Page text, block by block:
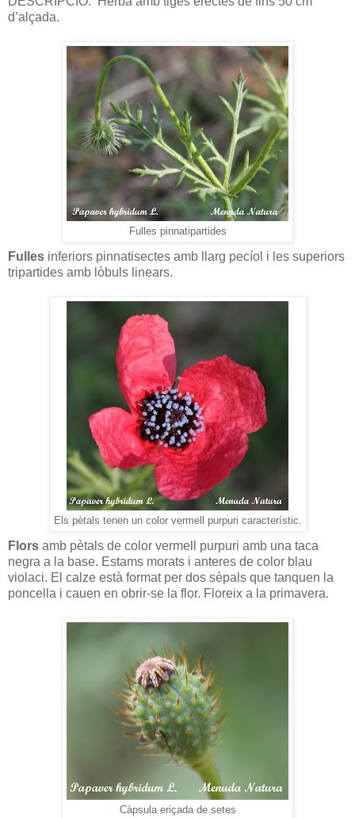
d’alçada.
Fulles pinnatipartides
Fulles inferiors pinnatisectes amb llarg pecíol i les superiors
tripartides amb lòbuls linears.
Els pètals tenen un color vermell purpuri característic.
Flors amb pètals de color vermell purpuri amb una taca
negra a la base. Estams morats i anteres de color blau
violaci. El calze està format per dos sèpals que tanquen la
poncella i cauen en obrir-se la flor. Floreix a la primavera.
Càpsula eriçada de setes